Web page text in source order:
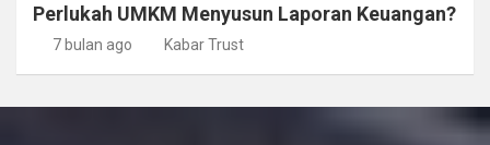
Perlukah UMKM Menyusun Laporan Keuangan?
7 bulan ago Kabar Trust